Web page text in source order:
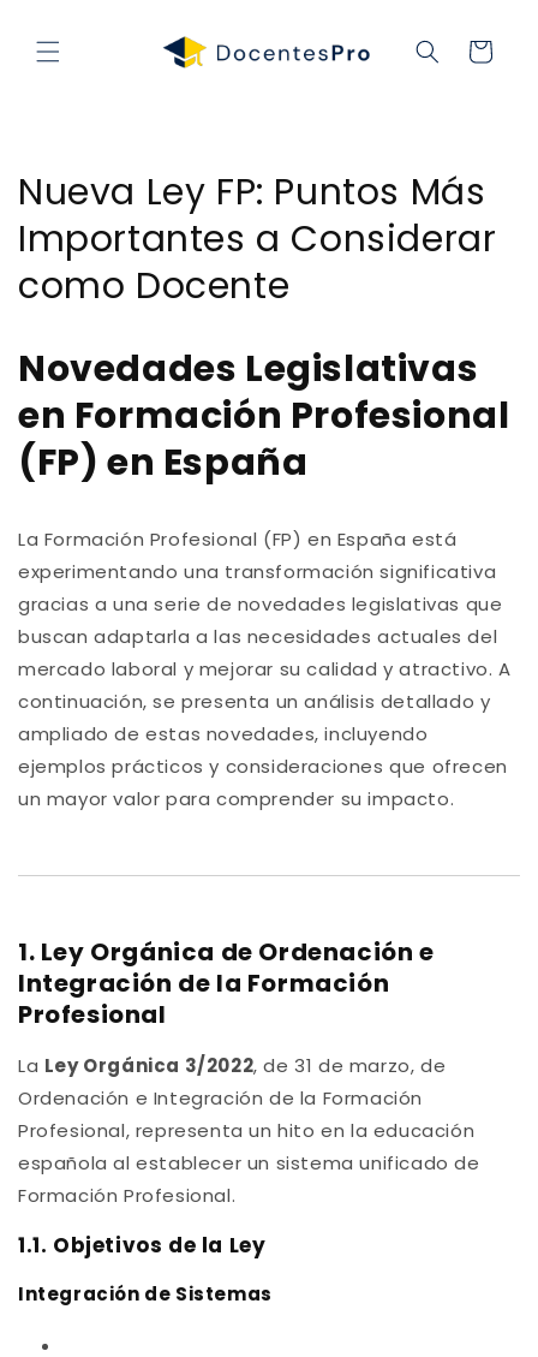
al contenido
Carrito
Nueva Ley FP: Puntos Más
Importantes a Considerar
como Docente
Novedades Legislativas
en Formación Profesional
(FP) en España
La Formación Profesional (FP) en España está
experimentando una transformación significativa
gracias a una serie de novedades legislativas que
buscan adaptarla a las necesidades actuales del
mercado laboral y mejorar su calidad y atractivo. A
continuación, se presenta un análisis detallado y
ampliado de estas novedades, incluyendo
ejemplos prácticos y consideraciones que ofrecen
un mayor valor para comprender su impacto.
1. Ley Orgánica de Ordenación e
Integración de la Formación
Profesional
La Ley Orgánica 3/2022, de 31 de marzo, de
Ordenación e Integración de la Formación
Profesional, representa un hito en la educación
española al establecer un sistema unificado de
Formación Profesional.
1.1. Objetivos de la Ley
Integración de Sistemas